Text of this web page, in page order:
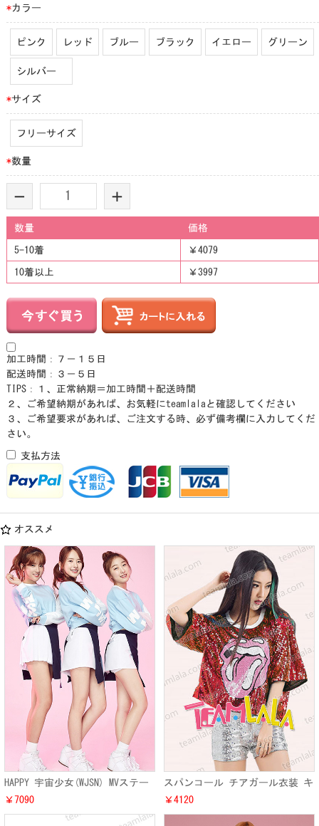
*カラー
ピンク レッド ブルー ブラック イエロー グリーン
シルバー
*サイズ
フリーサイズ
*数量
- +
数量 価格
5-10着 ￥4079
10着以上 ￥3997
加工時間：７－１５日
配送時間：３－５日
TIPS：１、正常納期＝加工時間＋配送時間
２、ご希望納期があれば、お気軽にteamlalaと確認してください
３、ご希望要求があれば、ご注文する時、必ず備考欄に入力してくだ
さい。
支払方法
オススメ
HAPPY 宇宙少女(WJSN) MVステー
ジ演出服 1stシングル『KISS
ME』ステージ演出制服衣装
￥7090
スパンコール チアガール衣装 キ
ラキラ オシャレ バー 大人気 ラ
メ ファッション Tシャツ
￥4120